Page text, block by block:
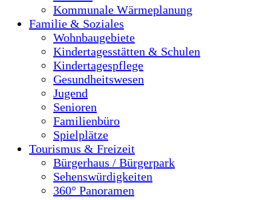
Kommunale Wärmeplanung
Familie & Soziales
Wohnbaugebiete
Kindertagesstätten & Schulen
Kindertagespflege
Gesundheitswesen
Jugend
Senioren
Familienbüro
Spielplätze
Tourismus & Freizeit
Bürgerhaus / Bürgerpark
Sehenswürdigkeiten
360° Panoramen